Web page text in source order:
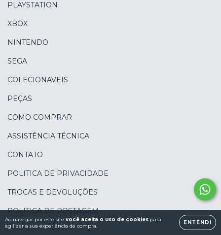
Ao navegar por este site você aceita o uso de cookies para
agilizar a sua experiência de compra.
ENTENDI
PLAYSTATION
XBOX
NINTENDO
SEGA
COLECIONAVEIS
PEÇAS
COMO COMPRAR
ASSISTÊNCIA TÉCNICA
CONTATO
POLITICA DE PRIVACIDADE
TROCAS E DEVOLUÇÕES
POLITICA DE POSTAGEM